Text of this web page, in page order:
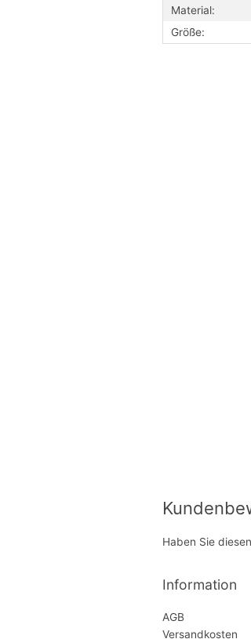
Material:
Größe:
Haben Sie
Information
AGB
Versandkosten